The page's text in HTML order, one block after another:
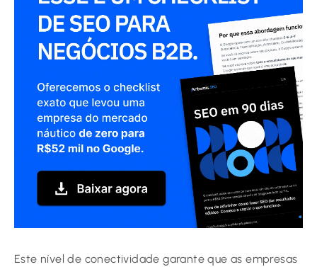
Este nível de conectividade garante que as empresas